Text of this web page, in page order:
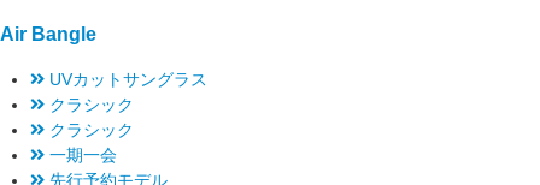
Air Bangle
UVカットサングラス
クラシック
クラシック
一期一会
先行予約モデル